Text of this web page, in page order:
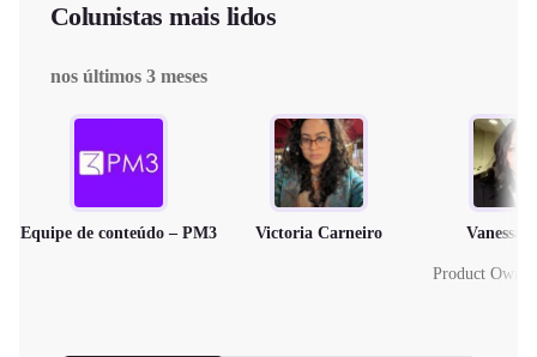
Colunistas mais lidos
nos últimos 3 meses
Equipe de conteúdo – PM3 Victoria Carneiro Vanessa
Product